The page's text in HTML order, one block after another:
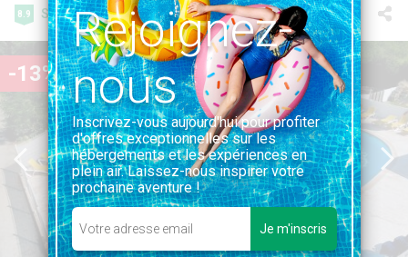
8.9 Super 91 avis
-13%
Rejoignez-
nous
Inscrivez-vous aujourd'hui pour profiter
d'offres exceptionnelles sur les
hébergements et les expériences en
plein air. Laissez-nous inspirer votre
prochaine aventure !
Je m'inscris